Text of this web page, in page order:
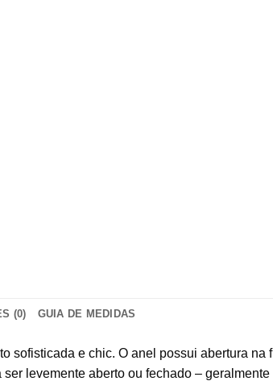
(0) GUIA DE MEDIDAS
sofisticada e chic. O anel possui abertura na
levemente aberto ou fechado – geralmente